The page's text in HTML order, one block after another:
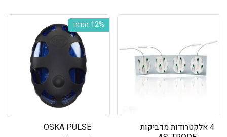
4 אלקטרודות מדביקות
‫12% הנחה
OSKA PULSE